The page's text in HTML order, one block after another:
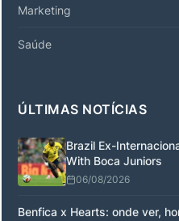
Marketing
Saúde
ÚLTIMAS NOTÍCIAS
Brazil Ex-
With Boca Juniors
06/08/2026
Benfica x Hearts: onde ver,